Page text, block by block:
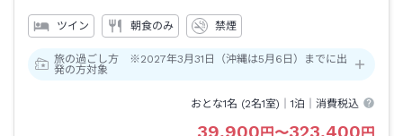
ツイン 朝食のみ 禁煙
旅の過ごし方 ※2027年3月31日（沖縄は5月6日）までに出
発の方対象
おとな1名 (2名1室)｜1泊 ｜消費税込
39,900 323,400